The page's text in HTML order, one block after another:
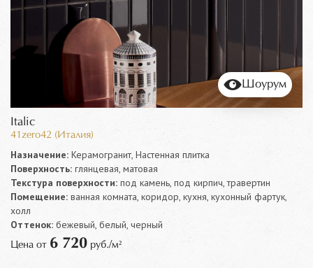
Шоурум
Italic
41zero42 (Италия)
Назначение: Керамогранит, Настенная плитка
Поверхность: глянцевая, матовая
Текстура поверхности: под камень, под кирпич, травертин
Помещение: ванная комната, коридор, кухня, кухонный фартук,
холл
Оттенок: бежевый, белый, черный
Цена от 6 720 руб./м²